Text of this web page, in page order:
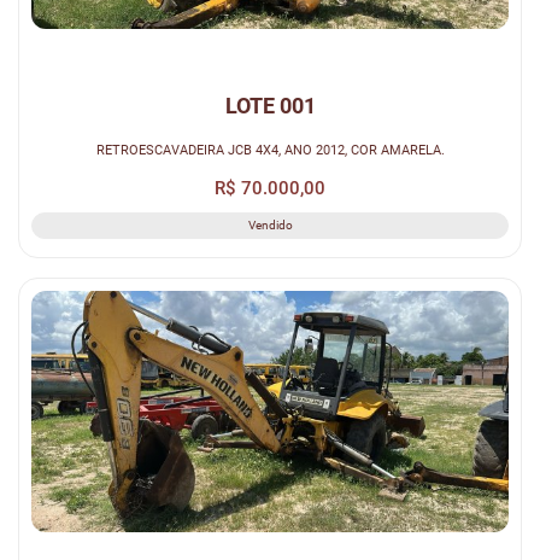
LOTE 001
RETROESCAVADEIRA JCB 4X4, ANO 2012, COR AMARELA.
R$ 70.000,00
Vendido